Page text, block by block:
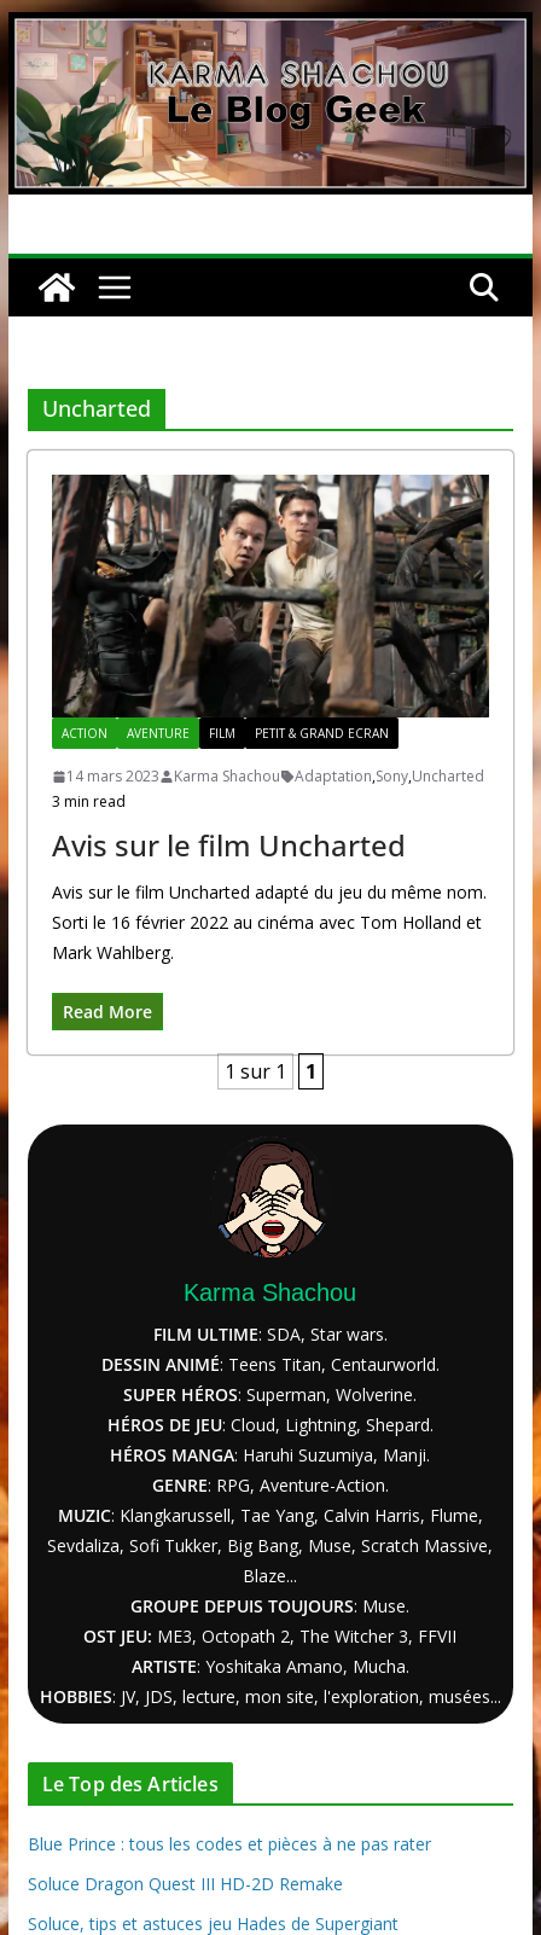
Passer
au
contenu
Uncharted
ACTION AVENTURE FILM PETIT & GRAND ECRAN
14 mars 2023 Karma Shachou Adaptation,Sony,Uncharted
3 min read
Avis sur le film Uncharted
Avis sur le film Uncharted adapté du jeu du même nom.
Sorti le 16 février 2022 au cinéma avec Tom Holland et
Mark Wahlberg.
Read More
1 sur 1 1
Karma Shachou
FILM ULTIME: SDA, Star wars.
DESSIN ANIMÉ: Teens Titan, Centaurworld.
SUPER HÉROS: Superman, Wolverine.
HÉROS DE JEU: Cloud, Lightning, Shepard.
HÉROS MANGA: Haruhi Suzumiya, Manji.
GENRE: RPG, Aventure-Action.
MUZIC: Klangkarussell, Tae Yang, Calvin Harris, Flume,
Sevdaliza, Sofi Tukker, Big Bang, Muse, Scratch Massive,
Blaze...
GROUPE DEPUIS TOUJOURS: Muse.
OST JEU: ME3,Octopath 2, The Witcher3, FFVII
ARTISTE: Yoshitaka Amano, Mucha.
HOBBIES: JV, JDS, lecture, mon site, l'exploration, musées...
Le Top des Articles
Blue Prince : tous les codes et pièces à ne pas rater
Soluce Dragon Quest III HD-2D Remake
Soluce, tips et astuces jeu Hades de Supergiant